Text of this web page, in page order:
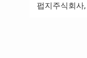
펍지주식회사